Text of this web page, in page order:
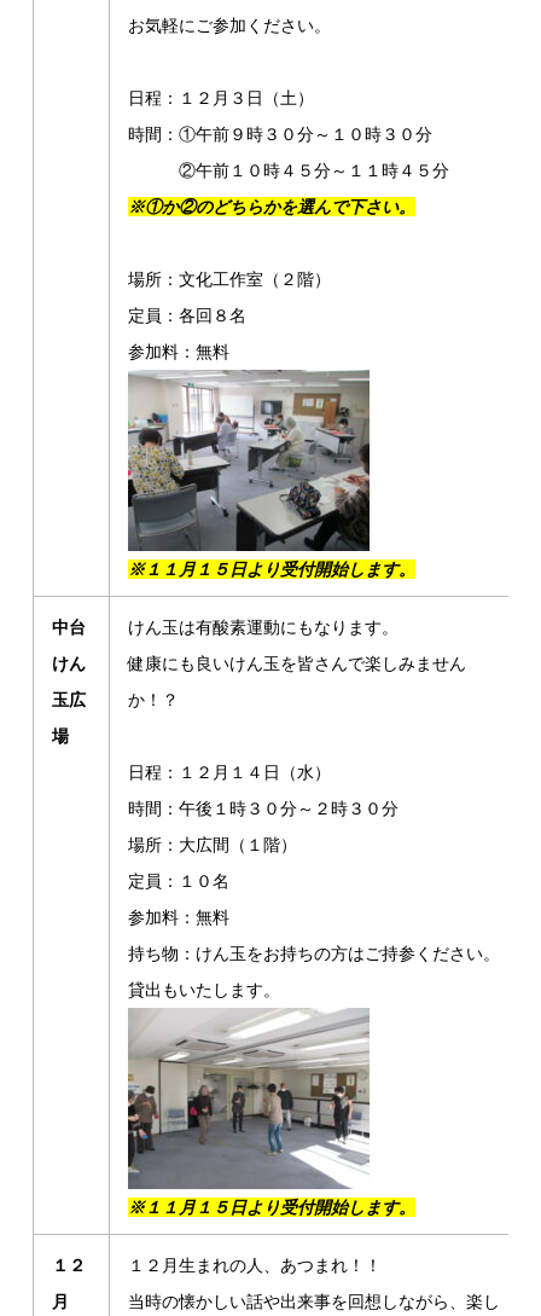
お気軽にご参加ください。
日程：１２月３日（土）
時間：①午前９時３０分～１０時３０分
②午前１０時４５分～１１時４５分
※①か②のどちらかを選んで下さい。
場所：文化工作室（２階）
定員：各回８名
参加料：無料
※１１月１５日より受付開始します。
中台
けん
玉広
場
けん玉は有酸素運動にもなります。
健康にも良いけん玉を皆さんで楽しみません
か！？
日程：１２月１４日（水）
時間：午後１時３０分～２時３０分
場所：大広間（１階）
定員：１０名
参加料：無料
持ち物：けん玉をお持ちの方はご持参ください。
貸出もいたします。
※１１月１５日より受付開始します。
１２
月
１２月生まれの人、あつまれ！！
当時の懐かしい話や出来事を回想しながら、楽し